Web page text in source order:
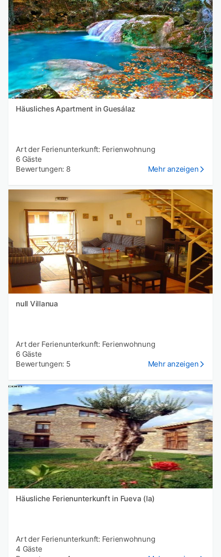
Häusliches Apartment in Guesálaz
Art der Ferienunterkunft: Ferienwohnung
6 Gäste
Bewertungen: 8
Mehr anzeigen
null Villanua
Art der Ferienunterkunft: Ferienwohnung
6 Gäste
Bewertungen: 5
Mehr anzeigen
Häusliche Ferienunterkunft in Fueva (la)
Art der Ferienunterkunft: Ferienwohnung
4 Gäste